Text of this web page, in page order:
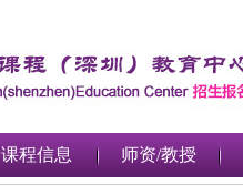
课程信息 师资/教授